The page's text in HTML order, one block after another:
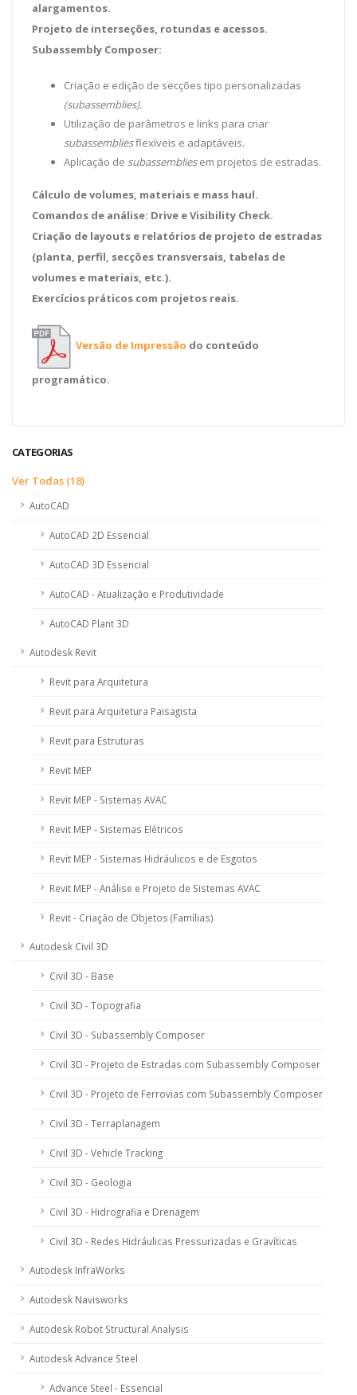
alargamentos.
Projeto de interseções, rotundas e acessos.
Subassembly Composer:
Criação e edição de secções tipo personalizadas
(subassemblies).
Utilização de parâmetros e links para criar
subassembliesflexíveis e adaptáveis.
Aplicação de subassembliesem projetos de estradas.
Cálculo de volumes, materiais e mass haul.
Comandos de análise: Drive e Visibility Check.
Criação de layouts e relatórios de projeto de estradas
(planta, perfil, secções transversais, tabelas de
volumes e materiais, etc.).
Exercícios práticos com projetos reais.
Versão de Impressão do conteúdo
programático.
CATEGORIAS
Ver Todas (18)
AutoCAD
AutoCAD 2D Essencial
AutoCAD 3D Essencial
AutoCAD - Atualização e Produtividade
AutoCAD Plant 3D
Autodesk Revit
Revit para Arquitetura
Revit para Arquitetura Paisagista
Revit para Estruturas
Revit MEP
Revit MEP - Sistemas AVAC
Revit MEP - Sistemas Elétricos
Revit MEP - Sistemas Hidráulicos e de Esgotos
Revit MEP - Análise e Projeto de Sistemas AVAC
Revit - Criação de Objetos (Famílias)
Autodesk Civil 3D
Civil 3D - Base
Civil 3D - Topografia
Civil 3D - Subassembly Composer
Civil 3D - Projeto de Estradas com Subassembly Composer
Civil 3D - Projeto de Ferrovias com Subassembly Composer
Civil 3D - Terraplanagem
Civil 3D - Vehicle Tracking
Civil 3D - Geologia
Civil 3D - Hidrografia e Drenagem
Civil 3D - Redes Hidráulicas Pressurizadas e Gravíticas
Autodesk InfraWorks
Autodesk Navisworks
Autodesk Robot Structural Analysis
Autodesk Advance Steel
Advance Steel - Essencial